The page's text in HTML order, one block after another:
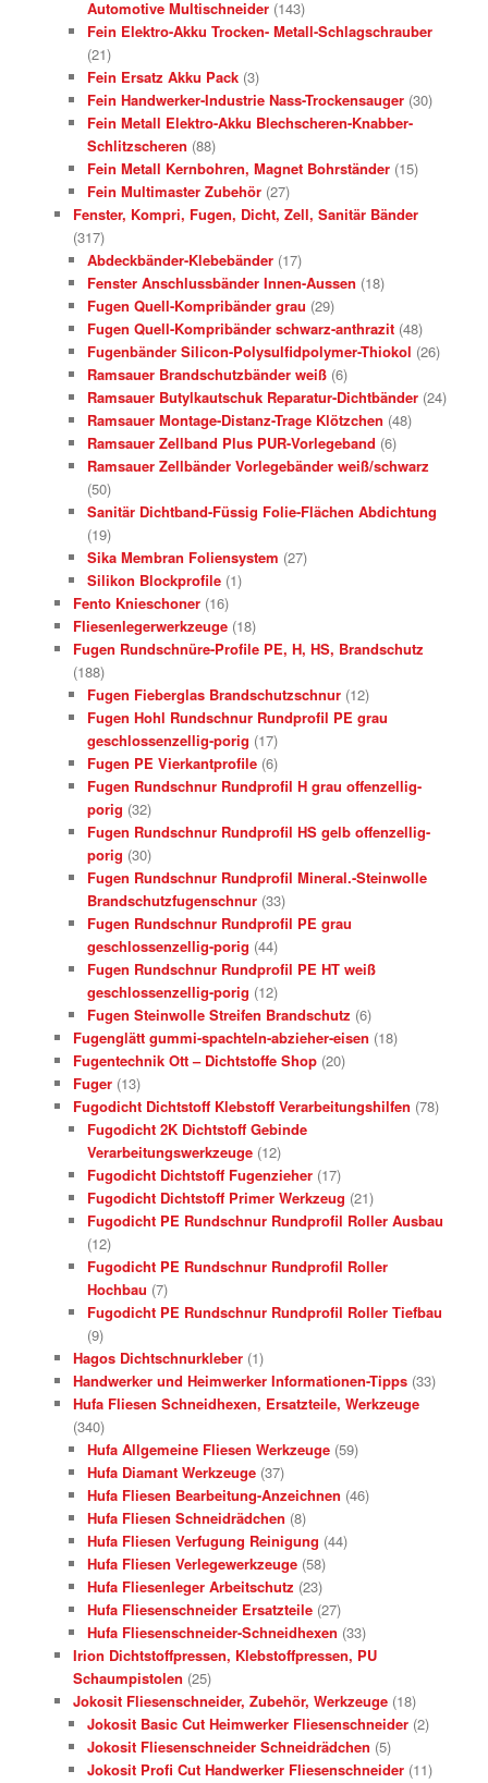
Automotive Multischneider (143)
Fein Elektro-Akku Trocken- Metall-Schlagschrauber
(21)
Fein Ersatz Akku Pack (3)
Fein Handwerker-Industrie Nass-Trockensauger (30)
Fein Metall Elektro-Akku Blechscheren-Knabber-
Schlitzscheren (88)
Fein Metall Kernbohren, Magnet Bohrständer (15)
Fein Multimaster Zubehör (27)
Fenster, Kompri, Fugen, Dicht, Zell, Sanitär Bänder
(317)
Abdeckbänder-Klebebänder (17)
Fenster Anschlussbänder Innen-Aussen (18)
Fugen Quell-Kompribänder grau (29)
Fugen Quell-Kompribänder schwarz-anthrazit (48)
Fugenbänder Silicon-Polysulfidpolymer-Thiokol (26)
Ramsauer Brandschutzbänder weiß (6)
Ramsauer Butylkautschuk Reparatur-Dichtbänder (24)
Ramsauer Montage-Distanz-Trage Klötzchen (48)
Ramsauer Zellband Plus PUR-Vorlegeband (6)
Ramsauer Zellbänder Vorlegebänder weiß/schwarz
(50)
Sanitär Dichtband-Füssig Folie-Flächen Abdichtung
(19)
Sika Membran Foliensystem (27)
Silikon Blockprofile (1)
Fento Knieschoner (16)
Fliesenlegerwerkzeuge (18)
Fugen Rundschnüre-Profile PE, H, HS, Brandschutz
(188)
Fugen Fieberglas Brandschutzschnur (12)
Fugen Hohl Rundschnur Rundprofil PE grau
geschlossenzellig-porig (17)
Fugen PE Vierkantprofile (6)
Fugen Rundschnur Rundprofil H grau offenzellig-
porig (32)
Fugen Rundschnur Rundprofil HS gelb offenzellig-
porig (30)
Fugen Rundschnur Rundprofil Mineral.-Steinwolle
Brandschutzfugenschnur (33)
Fugen Rundschnur Rundprofil PE grau
geschlossenzellig-porig (44)
Fugen Rundschnur Rundprofil PE HT weiß
geschlossenzellig-porig (12)
Fugen Steinwolle Streifen Brandschutz (6)
Fugenglätt gummi-spachteln-abzieher-eisen (18)
Fugentechnik Ott – Dichtstoffe Shop (20)
Fuger (13)
Fugodicht Dichtstoff Klebstoff Verarbeitungshilfen (78)
Fugodicht 2K Dichtstoff Gebinde
Verarbeitungswerkzeuge (12)
Fugodicht Dichtstoff Fugenzieher (17)
Fugodicht Dichtstoff Primer Werkzeug (21)
Fugodicht PE Rundschnur Rundprofil Roller Ausbau
(12)
Fugodicht PE Rundschnur Rundprofil Roller
Hochbau (7)
Fugodicht PE Rundschnur Rundprofil Roller Tiefbau
(9)
Hagos Dichtschnurkleber (1)
Handwerker und Heimwerker Informationen-Tipps (33)
Hufa Fliesen Schneidhexen, Ersatzteile, Werkzeuge
(340)
Hufa Allgemeine Fliesen Werkzeuge (59)
Hufa Diamant Werkzeuge (37)
Hufa Fliesen Bearbeitung-Anzeichnen (46)
Hufa Fliesen Schneidrädchen (8)
Hufa Fliesen Verfugung Reinigung (44)
Hufa Fliesen Verlegewerkzeuge (58)
Hufa Fliesenleger Arbeitschutz (23)
Hufa Fliesenschneider Ersatzteile (27)
Hufa Fliesenschneider-Schneidhexen (33)
Irion Dichtstoffpressen, Klebstoffpressen, PU
Schaumpistolen (25)
Jokosit Fliesenschneider, Zubehör, Werkzeuge (18)
Jokosit Basic Cut Heimwerker Fliesenschneider (2)
Jokosit Fliesenschneider Schneidrädchen (5)
Jokosit Profi Cut Handwerker Fliesenschneider (11)